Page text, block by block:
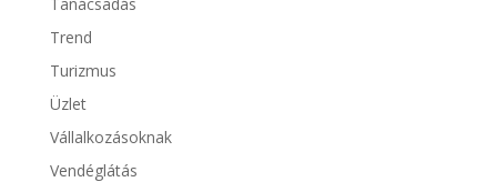
Trend
Turizmus
Üzlet
Vállalkozásoknak
Vendéglátás